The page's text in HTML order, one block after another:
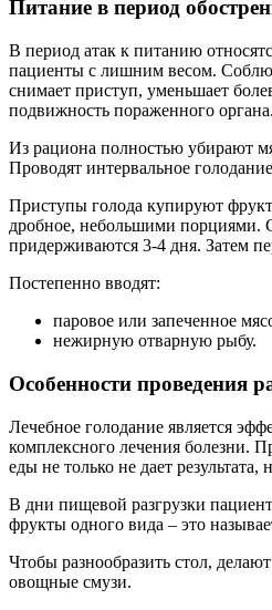
Питание в период
В период атак к питанию
пациенты с лишним весом.
снимает приступ, уменьшает
подвижность пораженного органа.
Из рациона полностью убирают
Проводят интервальное
Приступы голода купируют
дробное, небольшими порциями.
придерживаются 3-4 дня. Затем
Постепенно вводят:
паровое или запеченное
нежирную отварную рыбу.
Особенности проведения
Лечебное голодание является
комплексного лечения болезни.
еды не только не дает
В дни пищевой разгрузки
фрукты одного вида – это
Чтобы разнообразить стол,
овощные смузи.